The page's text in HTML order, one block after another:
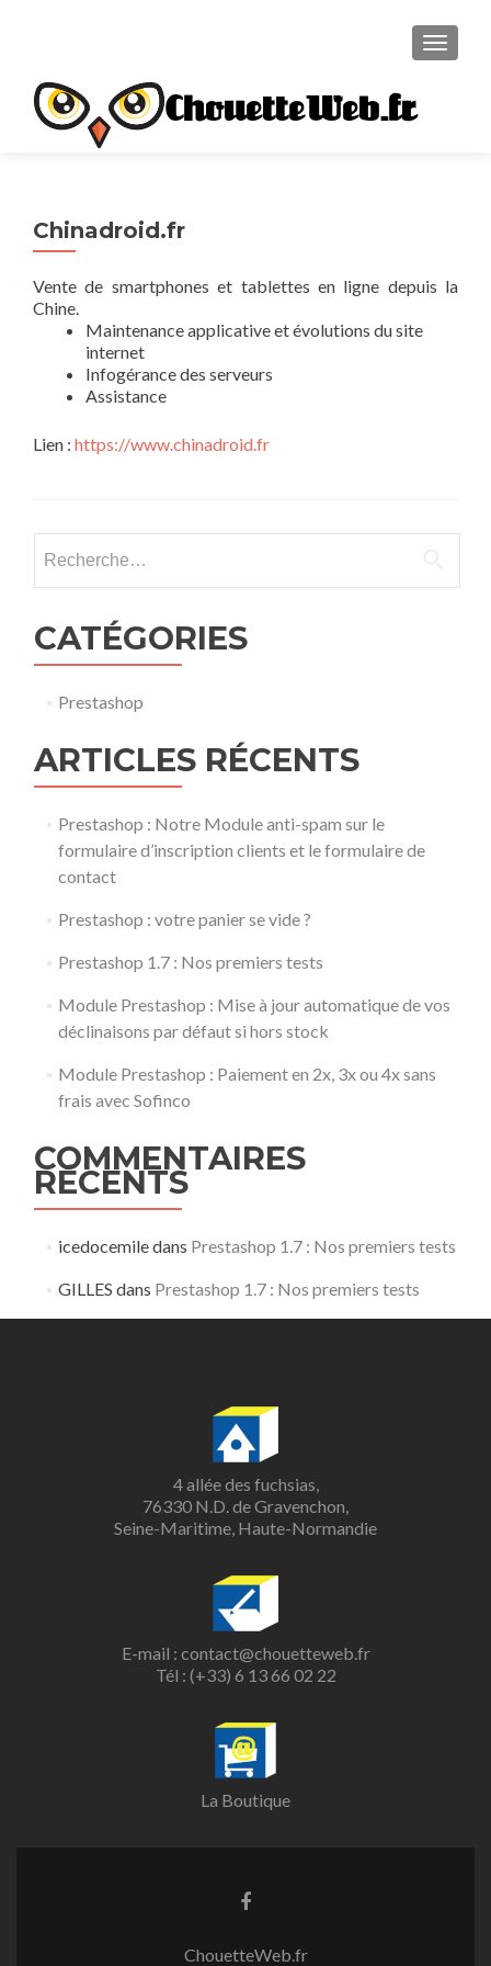
ChouetteWeb.fr
Chinadroid.fr
Vente de smartphones et tablettes en ligne depuis la
Chine.
Maintenance applicative et évolutions du site
internet
Infogérance des serveurs
Assistance
Lien : https://www.chinadroid.fr
CATÉGORIES
Prestashop
ARTICLES RÉCENTS
Prestashop : Notre Module anti-spam sur le
formulaire d’inscription clients et le formulaire de
contact
Prestashop : votre panier se vide ?
Prestashop 1.7 : Nos premiers tests
Module Prestashop : Mise à jour automatique de vos
déclinaisons par défaut si hors stock
Module Prestashop : Paiement en 2x, 3x ou 4x sans
frais avec Sofinco
COMMENTAIRES
RÉCENTS
icedocemiledans Prestashop 1.7 : Nos premiers tests
GILLES dans Prestashop 1.7 : Nos premiers tests
4 allée des fuchsias,
76330 N.D. de Gravenchon,
Seine-Maritime, Haute-Normandie
E-mail : contact@chouetteweb.fr
Tél : (+33) 6 13 66 02 22
La Boutique
ChouetteWeb.fr